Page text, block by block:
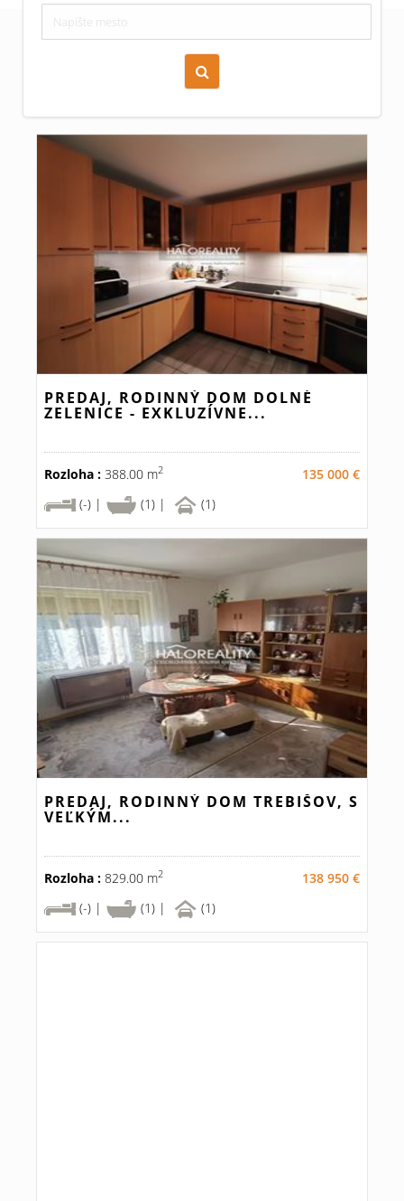
Zoraď podľa času pridania
PREDAJ, RODINNÝ DOM DOLNÉ
ZELENICE - EXKLUZÍVNE...
Rozloha : 388.00 m2
135 000 €
(-) |
(1) | (1)
PREDAJ, RODINNÝ DOM TREBIŠOV, S
VEĽKÝM...
Rozloha : 829.00 m2
138 950 €
(-) |
(1) | (1)